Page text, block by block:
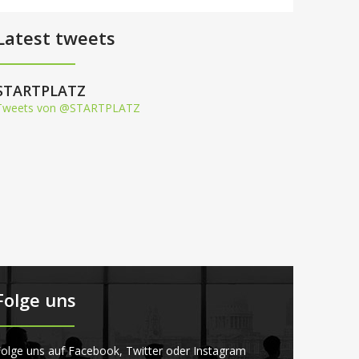
tweets
von @STARTPLATZ
uns
uns auf Facebook, Twitter oder Instagram